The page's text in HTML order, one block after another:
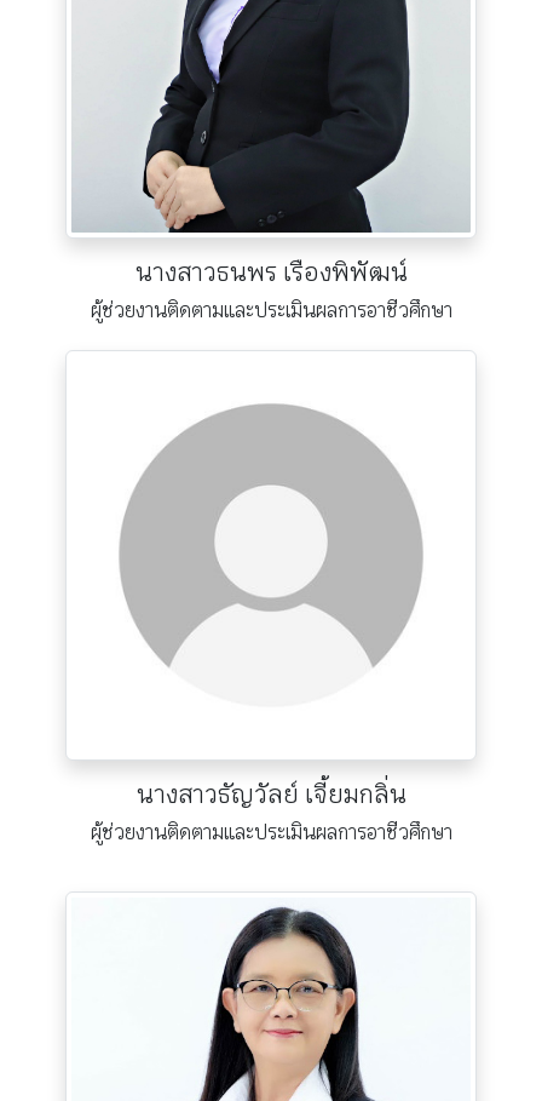
นางสาวธนพร เรืองพิพัฒน์
ผู้ช่วยงานติดตามและประเมินผลการอาชีวศึกษา
นางสาวธัญวัลย์ เจี้ยมกลิ่น
ผู้ช่วยงานติดตามและประเมินผลการอาชีวศึกษา